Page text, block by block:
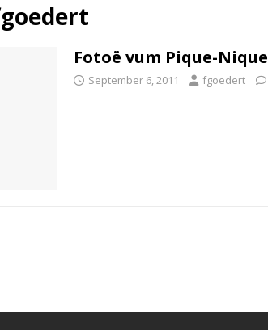
Fotoë vum Pique-Nique
September 6, 2011 fgoedert